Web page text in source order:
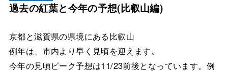
過去の紅葉と今年の予想(比叡山編)
京都と滋賀県の県境にある比叡山
例年は、市内より早く見頃を迎えます。
今年の見頃ピーク予想は11/23前後となっています。例